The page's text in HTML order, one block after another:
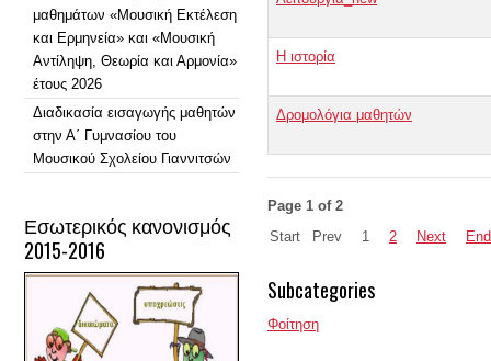
μαθημάτων «Μουσική Εκτέλεση
και Ερμηνεία» και «Μουσική
Αντίληψη, Θεωρία και Αρμονία»
έτους 2026
Διαδικασία εισαγωγής μαθητών
στην Α΄ Γυμνασίου του
Μουσικού Σχολείου Γιαννιτσών
Εσωτερικός κανονισμός
2015-2016
Η ιστορία
Δρομολόγια μαθητών
Page 1 of 2
Start
Prev 1 2 Next End
Subcategories
Φοίτηση